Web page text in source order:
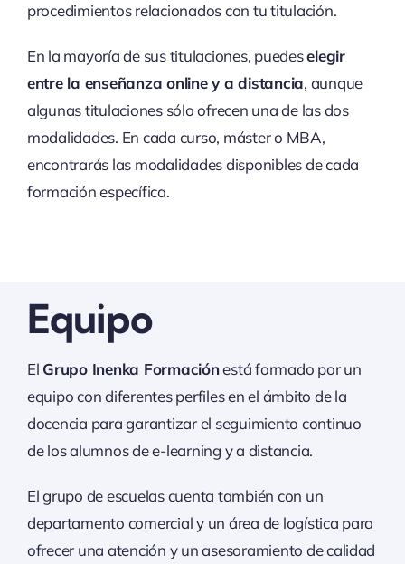
procedimientos relacionados con tu titulación.
En la mayoría de sus titulaciones, puedeselegir
entre la enseñanza online y a distancia, aunque
algunas titulaciones sólo ofrecen una de las dos
modalidades. En cada curso, máster o MBA,
encontrarás las modalidades disponibles de cada
formación específica.
Equipo
El Grupo Inenka Formaciónestá formado por un
equipo con diferentes perfiles en el ámbito de la
docencia para garantizar el seguimiento continuo
de los alumnos de e-learning y a distancia.
El grupo de escuelas cuenta también con un
departamento comercial y un área de logística para
ofrecer una atención y un asesoramiento de calidad